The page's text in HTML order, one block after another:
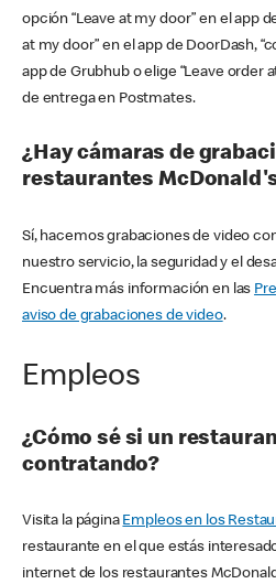
opción “Leave at my door” en el app
at my door” en el app de DoorDash,
app de Grubhub o elige “Leave order
de entrega en Postmates.
¿Hay cámaras de
restaurantes
Sí, hacemos grabaciones de video
nuestro servicio, la seguridad y el
Encuentra más información en las
aviso de grabaciones de video.
Empleos
¿Cómo sé si un
contratando?
Visita la página Empleos en los
restaurante en el que estás
internet de los restaurantes